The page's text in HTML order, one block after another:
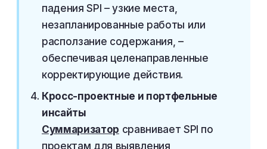
падения SPI – узкие места,
незапланированные работы или
расползание содержания, –
обеспечивая целенаправленные
корректирующие действия.
Кросс-проектные и портфельные
инсайты
Суммаризатор сравнивает SPI по
проектам для выявления